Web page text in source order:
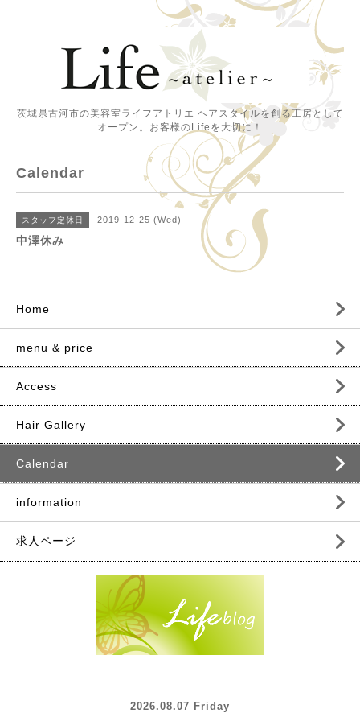
茨城県古河市の美容室ライフアトリエ ヘアスタイルを創る工房として
オープン。お客様のLifeを大切に！
Calendar
スタッフ定休日 2019-12-25 (Wed)
中澤休み
Home
menu & price
Access
Hair Gallery
Calendar
information
求人ページ
2026.08.07 Friday